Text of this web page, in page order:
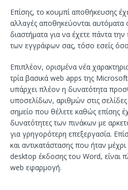
Επίσης, το κουμπί αποθήκευσης
αλλαγές αποθηκεύονται αυτόματα
διαστήματα για να έχετε πάντα
των εγγράφων σας, τόσο εσείς όσο
Επιπλέον, ορισμένα νέα
τρία βασικά web apps της
υπάρχει πλέον η δυνατότητα
υποσελίδων, αριθμών στις
σημείο που θέλετε καθώς επίσης
δυνατότητες των πινάκων με
για γρηγορότερη επεξεργασία.
και αντικατάστασης που ήταν
desktop έκδοσης του Word, είναι
web εφαρμογή.